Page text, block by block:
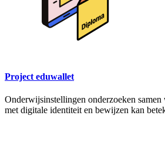
Project eduwallet
Onderwijsinstellingen onderzoeken
met digitale identiteit en bewijzen kan